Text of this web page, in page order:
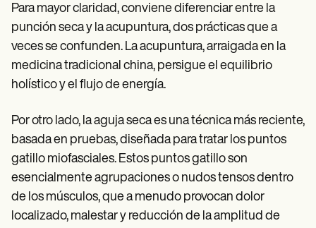
Para mayor claridad, conviene diferenciar entre la
punción seca y la acupuntura, dos prácticas que a
veces se confunden. La acupuntura, arraigada en la
medicina tradicional china, persigue el equilibrio
holístico y el flujo de energía.
Por otro lado, la aguja seca es una técnica más reciente,
basada en pruebas, diseñada para tratar los puntos
gatillo miofasciales. Estos puntos gatillo son
esencialmente agrupaciones o nudos tensos dentro
de los músculos, que a menudo provocan dolor
localizado, malestar y reducción de la amplitud de